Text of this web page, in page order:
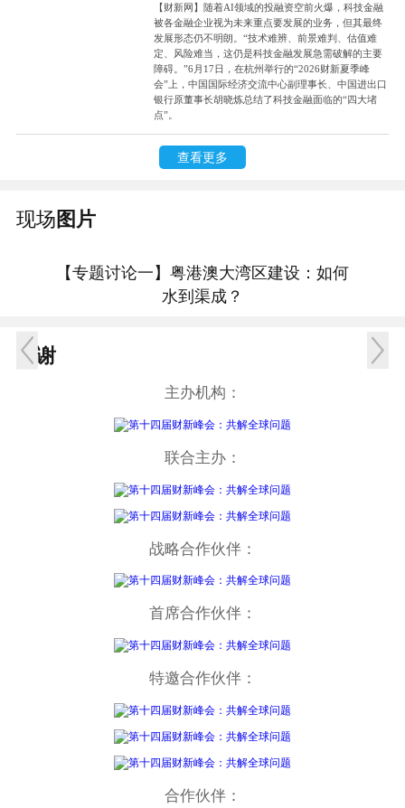
【财新网】随着AI领域的投融资空前火爆，科技金融
被各金融企业视为未来重点要发展的业务，但其最终
发展形态仍不明朗。“技术难辨、前景难判、估值难
定、风险难当，这仍是科技金融发展急需破解的主要
障碍。”6月17日，在杭州举行的“2026财新夏季峰
会”上，中国国际经济交流中心副理事长、中国进出口
银行原董事长胡晓炼总结了科技金融面临的“四大堵
点”。
查看更多
现场 图片
【专题讨论一】粤港澳大湾区建设：如何
水到渠成？
鸣谢
主办机构：
联合主办：
战略合作伙伴：
首席合作伙伴：
特邀合作伙伴：
合作伙伴：